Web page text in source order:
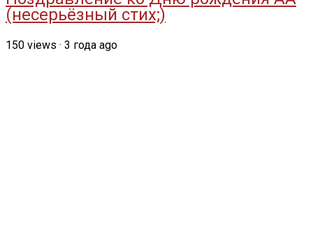
(несерьёзный стих;)
150 views · 3 года ago